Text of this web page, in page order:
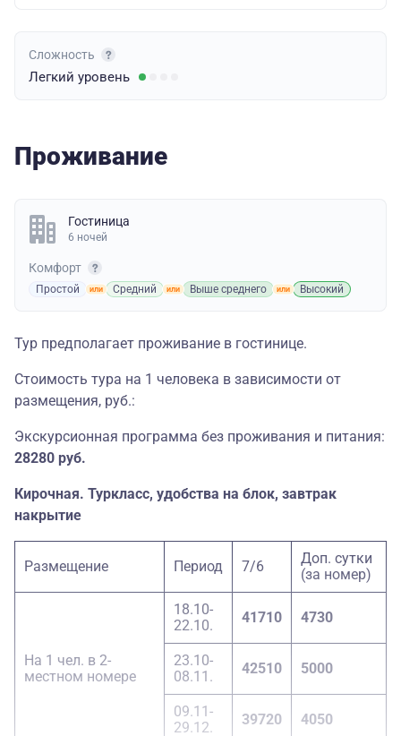
Сложность
Легкий уровень
Проживание
Гостиница
6 ночей
Комфорт
Простой Средний Выше среднего Высокий
Тур предполагает проживание в гостинице.
Стоимость тура на 1 человека в зависимости от
размещения, руб.:
Экскурсионная программа без проживания и питания:
28280 руб.
Кирочная. Туркласс, удобства на блок, завтрак
накрытие
Размещение Период 7/6
Доп. сутки
(за номер)
На 1 чел. в 2-
местном номере
18.10-
22.10.
41710 4730
23.10-
08.11.
42510 5000
09.11-
29.12.
39720 4050